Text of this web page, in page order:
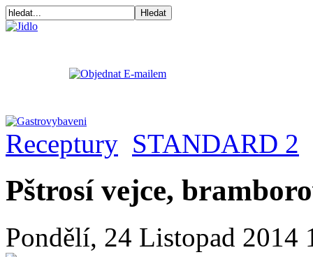
Receptury STANDARD 2
Pštrosí vejce,
Pondělí, 24 Listopad 2014